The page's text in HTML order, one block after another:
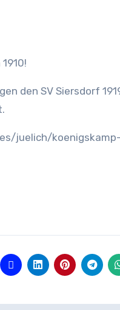
den SV Siersdorf
juelich/